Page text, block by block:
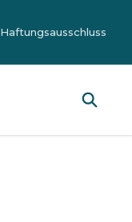
Haftungsausschluss